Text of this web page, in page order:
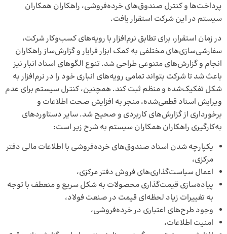
پرداخت‌ها و کنترل صندوق‌های خرده‌فروشی، راهکاران همکاران
سیستم در این شرکت استقرار یافت.
در زمان استقرار، برای تطابق نرم‌افزار با رویه‌های کسب‌و‌کار شرکت،
سفارشی‌سازی‌های مختلفی به کمک ابزار فرایار و گزارش‌ساز راهکاران
انجام و گزارش‌های متنوعی طراحی شد. تنوع الگوهای اسناد انبار نیز
باعث شد تا شرکت بتواند تمامی رویه‌های انباری خود را در نرم‌افزار به
شکل تفکیک‌شده و منظم ثبت کند. همچنین، کنترل سیستم برای عدم
ویرایش اسناد قطعی‌شده، منجر به افزایش صحت اطلاعات و
برخورداری از گزارش‌های کاربردی و صحیح شد. سایر دستاوردهای
به‌کارگیری راهکاران همکاران سیستم به شرح زیر است:
یکپارچه شدن اسناد صندوق‌های خرده‌فروشی با اطلاعات مالی دفتر
مرکزی،
اعمال سیاست‌گذاری‌های فروش دفتر مرکزی،
پیاده‌سازی قیمت‌گذاری محصولات به شکل سریع و منعطف با توجه
به تغییرات زیاد لحظه‌ای قیمت در صنعت فولاد،
وجود طرح‌های اعتباری در خرده‌فروشی،
امنیت اطلاعات،